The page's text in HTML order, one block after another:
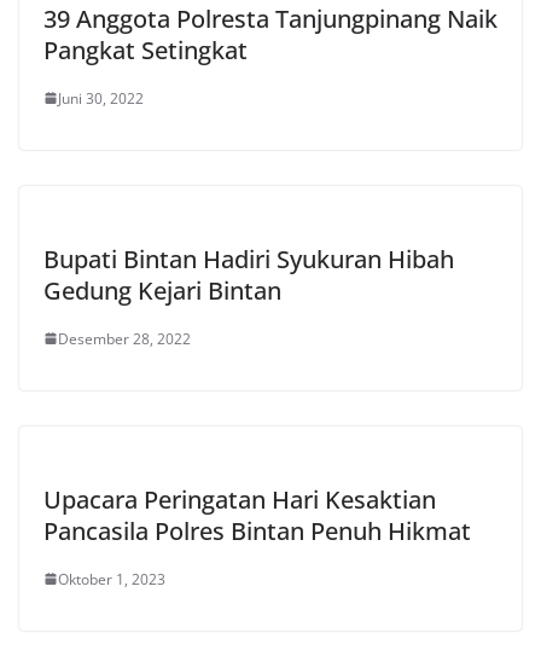
39 Anggota Polresta Tanjungpinang Naik
Pangkat Setingkat
Juni 30, 2022
Bupati Bintan Hadiri Syukuran Hibah
Gedung Kejari Bintan
Desember 28, 2022
Upacara Peringatan Hari Kesaktian
Pancasila Polres Bintan Penuh Hikmat
Oktober 1, 2023